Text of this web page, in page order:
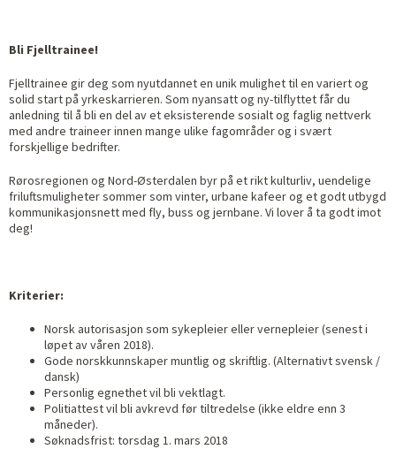
Bli Fjelltrainee!
Fjelltrainee gir deg som nyutdannet en unik mulighet til en variert og
solid start på yrkeskarrieren. Som nyansatt og ny-tilflyttet får du
anledning til å bli en del av et eksisterende sosialt og faglig nettverk
med andre traineer innen mange ulike fagområder og i svært
forskjellige bedrifter.
Rørosregionen og Nord-Østerdalen byr på et rikt kulturliv, uendelige
friluftsmuligheter sommer som vinter, urbane kafeer og et godt utbygd
kommunikasjonsnett med fly, buss og jernbane. Vi lover å ta godt imot
deg!
Kriterier:
Norsk autorisasjon som sykepleier eller vernepleier (senest i
løpet av våren 2018).
Gode norskkunnskaper muntlig og skriftlig. (Alternativt svensk /
dansk)
Personlig egnethet vil bli vektlagt.
Politiattest vil bli avkrevd før tiltredelse (ikke eldre enn 3
måneder).
Søknadsfrist: torsdag 1. mars 2018